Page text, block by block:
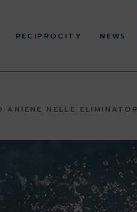
RECIPROCITY NEWS
ANIENE NELLE